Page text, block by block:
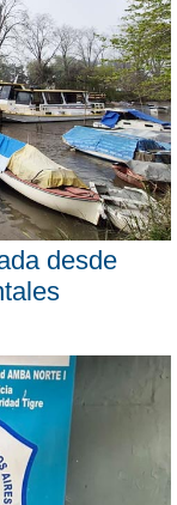
desde